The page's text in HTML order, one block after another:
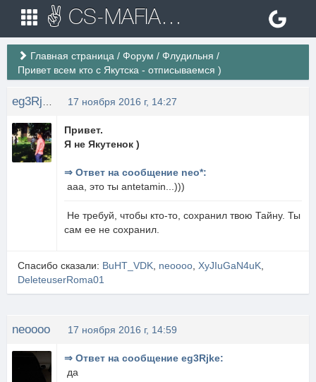
✌ CS-MAFIA.RU ✌ Игровые сервера Counter Strike 1.6
Главная страница / Форум / Флудильня /
Привет всем кто с Якутска - отписываемся )
17 ноября 2016 г, 14:27
Привет.
Я не Якутенок )
⇒ Ответ на сообщение neo*:
ааа, это ты antetamin...)))
Не требуй, чтобы кто-то, сохранил твою Тайну. Ты
сам ее не сохранил.
Спасибо сказали: BuHT_VDK neoooo XyJIuGaN4uK
DeleteuserRoma01
neoooo 17 ноября 2016 г, 14:59
⇒ Ответ на сообщение eg3Rjke:
да